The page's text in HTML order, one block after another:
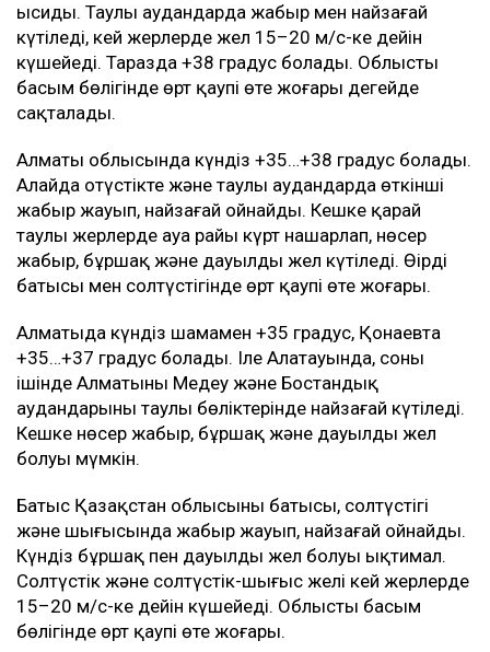
ысиды. Таулы аудандарда жаңбыр мен найзағай
күтіледі, кей жерлерде жел 15–20 м/с-ке дейін
күшейеді. Таразда +38 градус болады. Облыстың
басым бөлігінде өрт қаупі өте жоғары деңгейде
сақталады.
Алматы облысында күндіз +35…+38 градус болады.
Алайда оңтүстікте және таулы аудандарда өткінші
жаңбыр жауып, найзағай ойнайды. Кешке қарай
таулы жерлерде ауа райы күрт нашарлап, нөсер
жаңбыр, бұршақ және дауылды жел күтіледі. Өңірдің
батысы мен солтүстігінде өрт қаупі өте жоғары.
Алматыда күндіз шамамен +35 градус, Қонаевта
+35…+37 градус болады. Іле Алатауында, соның
ішінде Алматының Медеу және Бостандық
аудандарының таулы бөліктерінде найзағай күтіледі.
Кешке нөсер жаңбыр, бұршақ және дауылды жел
болуы мүмкін.
Батыс Қазақстан облысының батысы, солтүстігі
және шығысында жаңбыр жауып, найзағай ойнайды.
Күндіз бұршақ пен дауылды жел болуы ықтимал.
Солтүстік және солтүстік-шығыс желі кей жерлерде
15–20 м/с-ке дейін күшейеді. Облыстың басым
бөлігінде өрт қаупі өте жоғары.